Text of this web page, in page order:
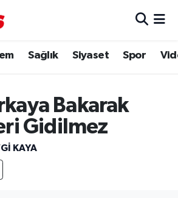
Sağlık Siyaset Spor
Bakarak
Gidilmez
KAYA
dakika
ve Fikstür